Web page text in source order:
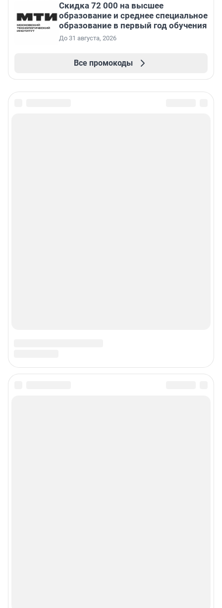
Скидка 72 000 на высшее
образование и среднее специальное
образование в первый год обучения
До 31 августа, 2026
Все промокоды